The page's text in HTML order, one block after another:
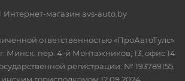
Интернет-магазин avs-auto.by
ответственностью «ПроАвтоТулс»
Минск, пер. 4-й Монтажников, 13, офис 14
регистрации: № 193789155,